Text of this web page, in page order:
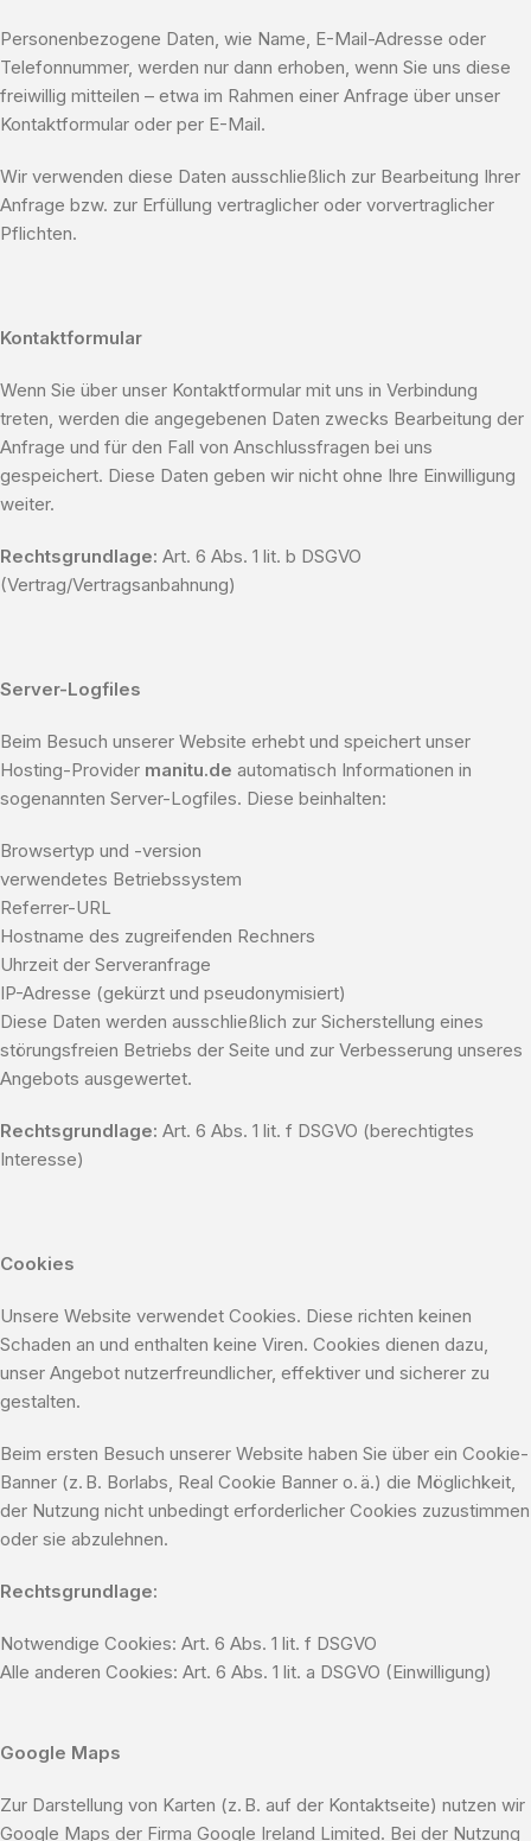
Personenbezogene Daten, wie Name, E-Mail-Adresse oder
Telefonnummer, werden nur dann erhoben, wenn Sie uns diese
freiwillig mitteilen – etwa im Rahmen einer Anfrage über unser
Kontaktformular oder per E-Mail.
Wir verwenden diese Daten ausschließlich zur Bearbeitung Ihrer
Anfrage bzw. zur Erfüllung vertraglicher oder vorvertraglicher
Pflichten.
Kontaktformular
Wenn Sie über unser Kontaktformular mit uns in Verbindung
treten, werden die angegebenen Daten zwecks Bearbeitung der
Anfrage und für den Fall von Anschlussfragen bei uns
gespeichert. Diese Daten geben wir nicht ohne Ihre Einwilligung
weiter.
Rechtsgrundlage: Art. 6 Abs. 1 lit. b DSGVO
(Vertrag/Vertragsanbahnung)
Server-Logfiles
Beim Besuch unserer Website erhebt und speichert unser
Hosting-Provider manitu.de automatisch Informationen in
sogenannten Server-Logfiles. Diese beinhalten:
Browsertyp und -version
verwendetes Betriebssystem
Referrer-URL
Hostname des zugreifenden Rechners
Uhrzeit der Serveranfrage
IP-Adresse (gekürzt und pseudonymisiert)
Diese Daten werden ausschließlich zur Sicherstellung eines
störungsfreien Betriebs der Seite und zur Verbesserung unseres
Angebots ausgewertet.
Rechtsgrundlage: Art. 6 Abs. 1 lit. f DSGVO (berechtigtes
Interesse)
Cookies
Unsere Website verwendet Cookies. Diese richten keinen
Schaden an und enthalten keine Viren. Cookies dienen dazu,
unser Angebot nutzerfreundlicher, effektiver und sicherer zu
gestalten.
Beim ersten Besuch unserer Website haben Sie über ein Cookie-
Banner (z. B. Borlabs, Real Cookie Banner o. ä.) die Möglichkeit,
der Nutzung nicht unbedingt erforderlicher Cookies zuzustimmen
oder sie abzulehnen.
Rechtsgrundlage:
Notwendige Cookies: Art. 6 Abs. 1 lit. f DSGVO
Alle anderen Cookies: Art. 6 Abs. 1 lit. a DSGVO (Einwilligung)
Google Maps
Zur Darstellung von Karten (z. B. auf der Kontaktseite) nutzen wir
Google Maps der Firma Google Ireland Limited. Bei der Nutzung